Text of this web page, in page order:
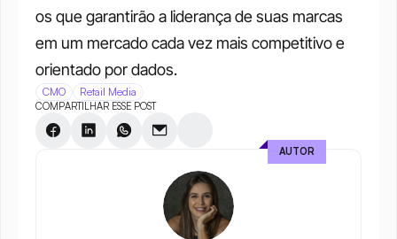
os que garantirão a liderança de suas marcas
em um mercado cada vez mais competitivo e
orientado por dados.
CMO Retail Media
COMPARTILHAR ESSE POST
AUTOR